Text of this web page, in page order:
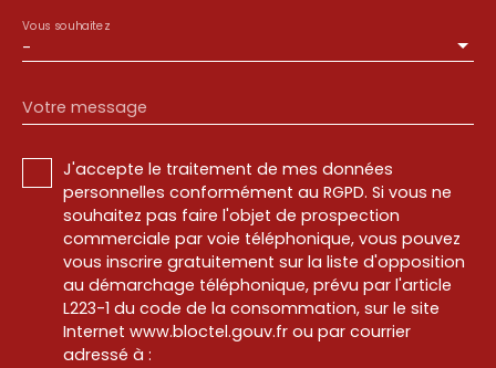
-
Vous souhaitez
Votre message
J'accepte le traitement de mes données
personnelles conformément au RGPD. Si vous ne
souhaitez pas faire l'objet de prospection
commerciale par voie téléphonique, vous pouvez
vous inscrire gratuitement sur la liste d'opposition
au démarchage téléphonique, prévu par l'article
L223-1 du code de la consommation, sur le site
Internet www.bloctel.gouv.fr ou par courrier
adressé à :